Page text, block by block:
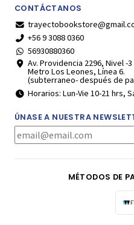
CONTÁCTANOS
+56 9 3088 0360
56930880360
Av. Providencia 2296, Nivel -3
Metro Los Leones, Línea 6.
(subterraneo- después de
Horarios: Lun-Vie 10-21 hrs,
ÚNASE A NUESTRA
MÉTODOS DE